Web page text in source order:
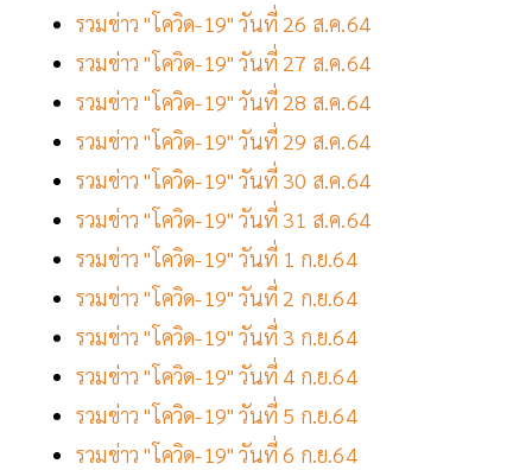
รวมข่าว "โควิด-19" วันที่ 26 ส.ค.64
รวมข่าว "โควิด-19" วันที่ 27 ส.ค.64
รวมข่าว "โควิด-19" วันที่ 28 ส.ค.64
รวมข่าว "โควิด-19" วันที่ 29 ส.ค.64
รวมข่าว "โควิด-19" วันที่ 30 ส.ค.64
รวมข่าว "โควิด-19" วันที่ 31 ส.ค.64
รวมข่าว "โควิด-19" วันที่ 1 ก.ย.64
รวมข่าว "โควิด-19" วันที่ 2 ก.ย.64
รวมข่าว "โควิด-19" วันที่ 3 ก.ย.64
รวมข่าว "โควิด-19" วันที่ 4 ก.ย.64
รวมข่าว "โควิด-19" วันที่ 5 ก.ย.64
รวมข่าว "โควิด-19" วันที่ 6 ก.ย.64